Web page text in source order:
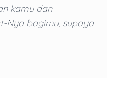
kamu dan
Nya bagimu, supaya